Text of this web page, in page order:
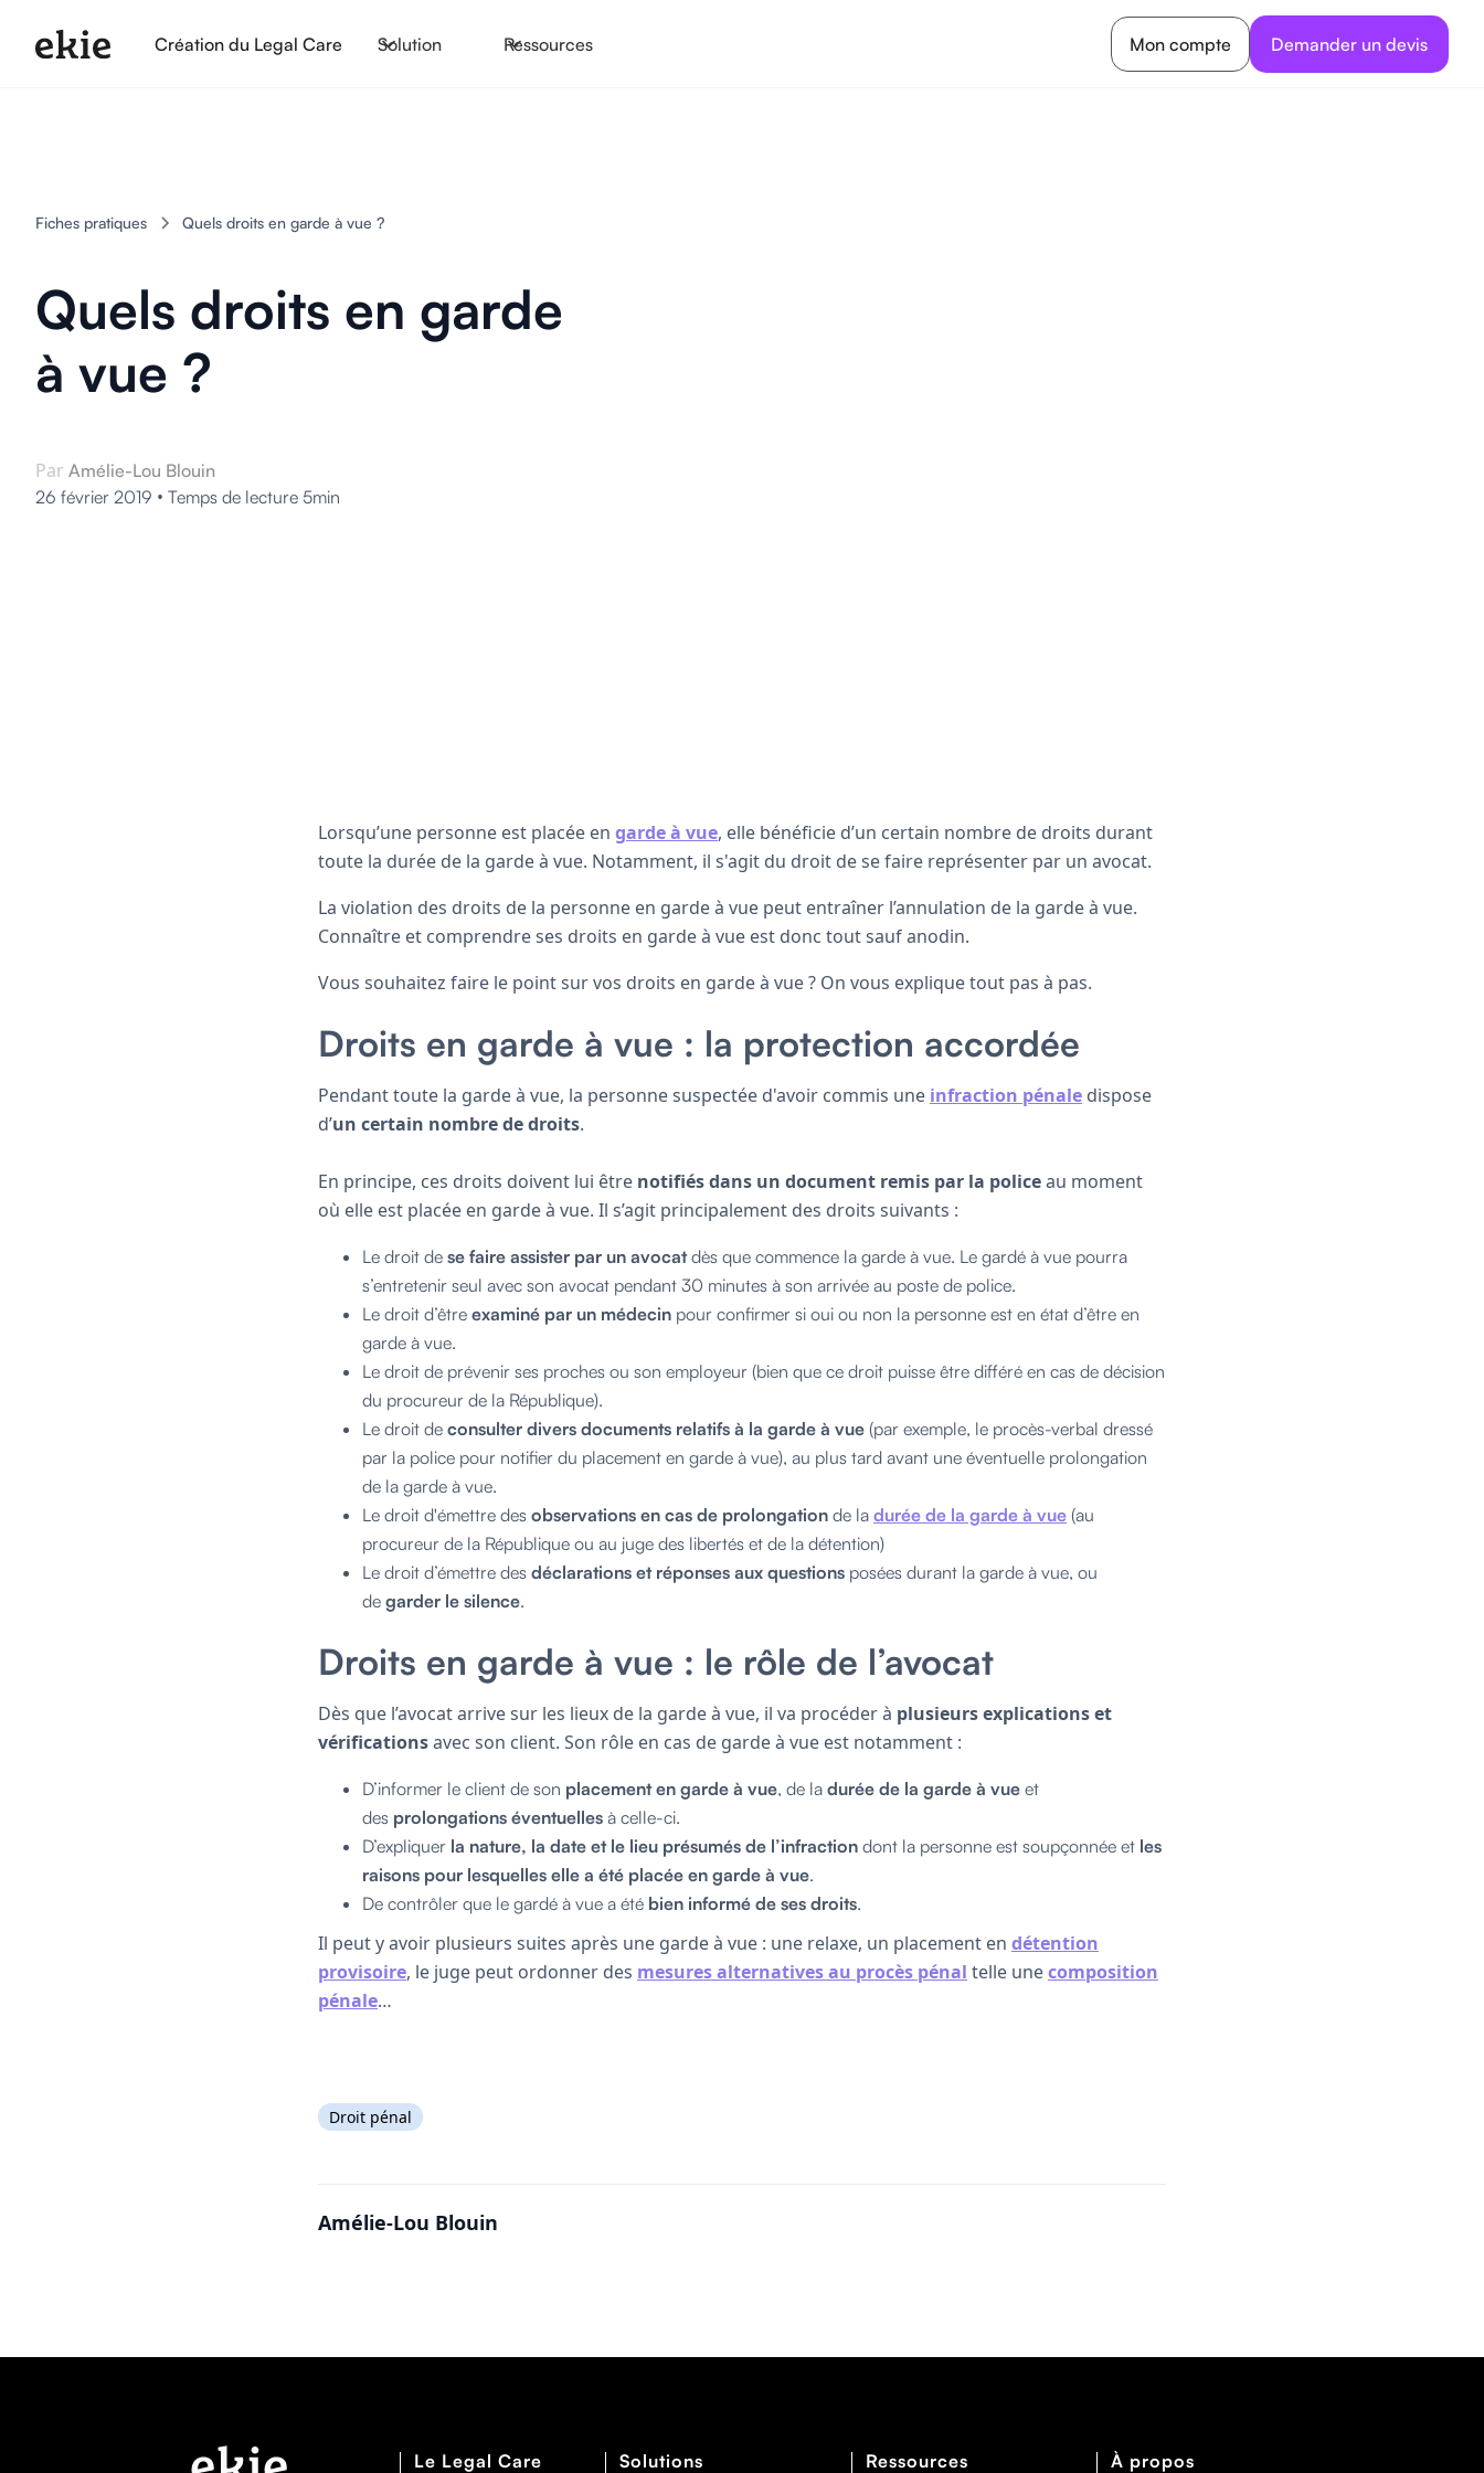
Création du Legal Care Solution Ressources Mon compte Demander un devis
Fiches pratiques Quels droits en garde à vue ?
Quels droits en garde
à vue ?
Par Amélie-Lou Blouin
26 février 2019 • Temps de lecture 5min
Lorsqu’une personne est placée en garde à vue, elle bénéficie d’un certain nombre de droits durant
toute la durée de la garde à vue. Notamment, il s'agit du droit de se faire représenter par un avocat.
La violation des droits de la personne en garde à vue peut entraîner l’annulation de la garde à vue.
Connaître et comprendre ses droits en garde à vue est donc tout sauf anodin.
Vous souhaitez faire le point sur vos droits en garde à vue ? On vous explique tout pas à pas.
Droits en garde à vue : la protection accordée
Pendant toute la garde à vue, la personne suspectée d'avoir commis une infraction pénale dispose
d’un certain nombre de droits.
En principe, ces droits doivent lui être notifiés dans un document remis par la policeau moment
où elle est placée en garde à vue. Il s’agit principalement des droits suivants :
Le droit de se faire assister par un avocatdès que commence la garde à vue. Le gardé à vue pourra
s’entretenir seul avec son avocat pendant 30 minutes à son arrivée au poste de police.
Le droit d’être examiné par un médecin pour confirmer si oui ou non la personne est en état d’être en
garde à vue.
Le droit de prévenir ses proches ou son employeur (bien que ce droit puisse être différé en cas de décision
du procureur de la République).
Le droit de consulter divers documents relatifs à la garde à vue (par exemple, le procès-verbal dressé
par la police pour notifier du placement en garde à vue), au plus tard avant une éventuelle prolongation
de la garde à vue.
Le droit d'émettre des observations en cas de prolongation de la durée de la garde à vue (au
procureur de la République ou au juge des libertés et de la détention)
Le droit d’émettre des déclarations et réponses aux questions posées durant la garde à vue, ou
de garder le silence.
Droits en garde à vue : le rôle de l’avocat
Dès que l’avocat arrive sur les lieux de la garde à vue, il va procéder à plusieurs explications et
vérificationsavec son client. Son rôle en cas de garde à vue est notamment :
D’informer le client de son placement en garde à vue, de la durée de la garde à vue et
des prolongations éventuelles à celle-ci.
D’expliquer la nature, la date et le lieu présumés de l’infraction dont la personne est soupçonnée et les
raisons pour lesquelles elle a été placée en garde à vue.
De contrôler que le gardé à vue a été bien informé de ses droits.
Il peut y avoir plusieurs suites après une garde à vue : une relaxe, un placement en détention
provisoire, le juge peut ordonner des mesures alternatives au procès pénal telle unecomposition
pénale…
Droit pénal
Amélie-Lou Blouin
Le Legal Care Solutions Ressources À propos